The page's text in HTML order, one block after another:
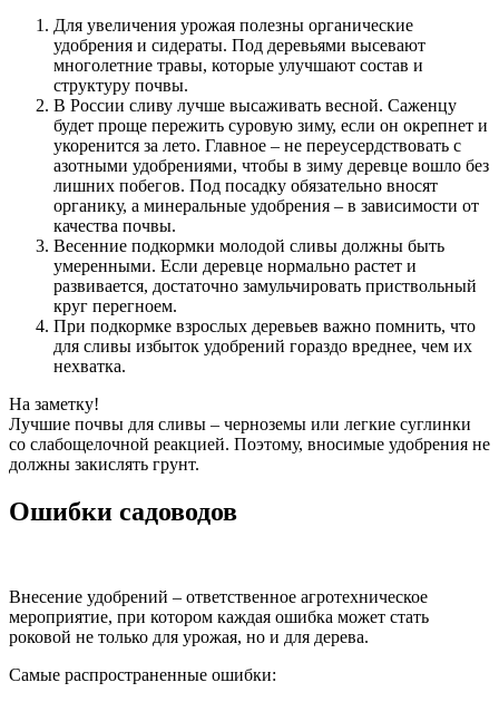
Для увеличения урожая полезны органические
удобрения и сидераты. Под деревьями высевают
многолетние травы, которые улучшают состав и
структуру почвы.
В России сливу лучше высаживать весной. Саженцу
будет проще пережить суровую зиму, если он окрепнет и
укоренится за лето. Главное – не переусердствовать с
азотными удобрениями, чтобы в зиму деревце вошло без
лишних побегов. Под посадку обязательно вносят
органику, а минеральные удобрения – в зависимости от
качества почвы.
Весенние подкормки молодой сливы должны быть
умеренными. Если деревце нормально растет и
развивается, достаточно замульчировать приствольный
круг перегноем.
При подкормке взрослых деревьев важно помнить, что
для сливы избыток удобрений гораздо вреднее, чем их
нехватка.
На заметку!
Лучшие почвы для сливы – черноземы или легкие суглинки
со слабощелочной реакцией. Поэтому, вносимые удобрения не
должны закислять грунт.
Ошибки садоводов
Внесение удобрений – ответственное агротехническое
мероприятие, при котором каждая ошибка может стать
роковой не только для урожая, но и для дерева.
Самые распространенные ошибки: